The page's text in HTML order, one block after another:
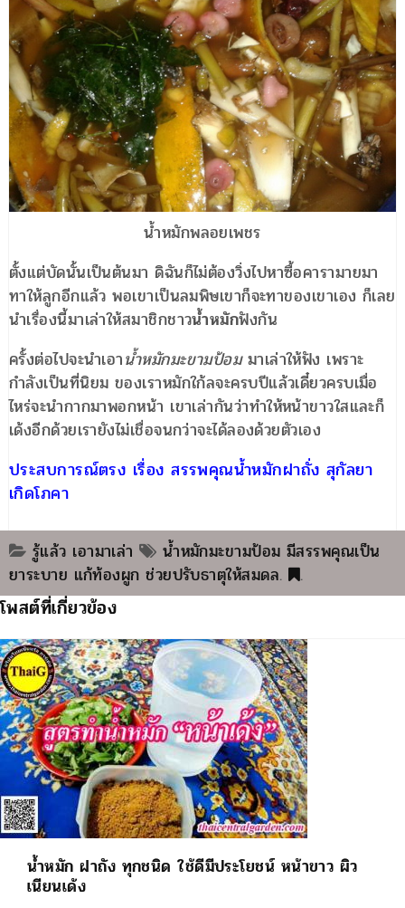
น้ำหมักพลอยเพชร
ตั้งแต่บัดนั้นเป็นต้นมา ดิฉันก็ไม่ต้องวิ่งไปหาซื้อคารามายมา
ทาให้ลูกอีกแล้ว พอเขาเป็นลมพิษเขาก็จะทาของเขาเอง ก็เลย
นำเรื่องนี้มาเล่าให้สมาชิกชาวน้ำหมักฟังกัน
ครั้งต่อไปจะนำเอาน้ำหมักมะขามป้อมมาเล่าให้ฟัง เพราะ
กำลังเป็นที่นิยม ของเราหมักใก้ลจะครบปีแล้วเดี๋ยวครบเมื่อ
ไหร่จะนำกากมาพอกหน้า เขาเล่ากันว่าทำให้หน้าขาวใสและก็
เด้งอีกด้วยเรายังไม่เชื่อจนกว่าจะได้ลองด้วยตัวเอง
ประสบการณ์ตรง เรื่อง สรรพคุณน้ำหมักฝาถั่ง สุกัลยา
เกิดโภคา
รู้แล้ว เอามาเล่า
น้ำหมักมะขามป้อม มีสรรพคุณเป็น
ยาระบาย แก้ท้องผูก ช่วยปรับธาตุให้สมดล. .
โพสต์ที่เกี่ยวข้อง
น้ำหมัก ฝาถัง ทุกชนิด ใช้ดีมีประโยชน์ หน้าขาว ผิว
เนียนเด้ง